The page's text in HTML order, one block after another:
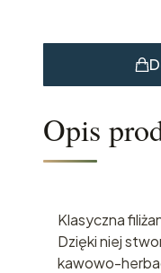
Opis
Klasyczna
Dzięki niej
kawowo-